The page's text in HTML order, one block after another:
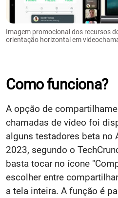
Imagem promocional dos recursos
orientação horizontal em
Como funciona?
A opção de
chamadas de vídeo foi
alguns testadores beta no
2023, segundo o
basta tocar no ícone
escolher entre
a tela inteira. A função é